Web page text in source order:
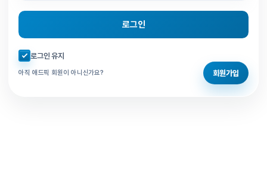
로그인
자동로그인 체크
로그인 유지
아직 애드픽 회원이 아니신가요? 회원가입